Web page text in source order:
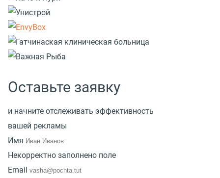
Оставьте заявку
и начните отслеживать эффективность
вашей рекламы
Имя
Некорректно заполнено поле
Email